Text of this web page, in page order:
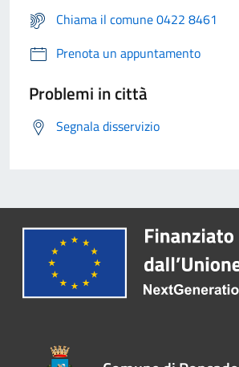
Chiama il comune 0422 8461
Prenota un appuntamento
Problemi in città
Segnala disservizio